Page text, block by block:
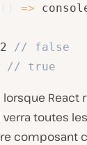
=>
// false
// true
lorsque React
toutes
composant